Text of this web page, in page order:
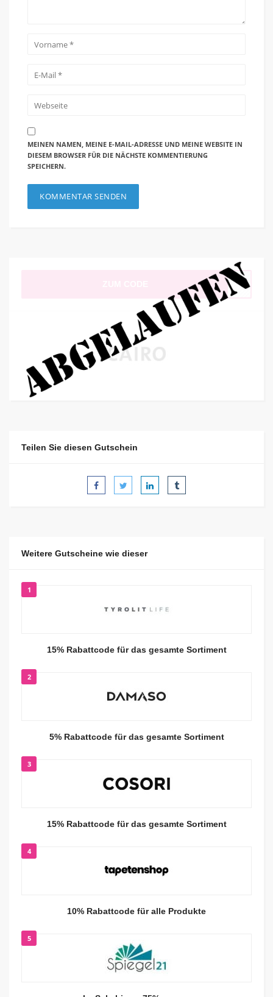
MEINEN NAMEN, MEINE E-MAIL-ADRESSE UND MEINE WEBSITE IN
DIESEM BROWSER FÜR DIE NÄCHSTE KOMMENTIERUNG
SPEICHERN.
Teilen Sie diesen Gutschein
Weitere Gutscheine wie dieser
1
15% Rabattcode für das gesamte Sortiment
2
5% Rabattcode für das gesamte Sortiment
3
15% Rabattcode für das gesamte Sortiment
4
10% Rabattcode für alle Produkte
5